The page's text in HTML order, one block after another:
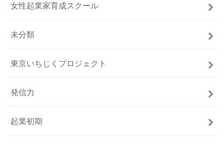
女性起業家育成スクール
未分類
東京いちじくプロジェクト
発信力
起業初期